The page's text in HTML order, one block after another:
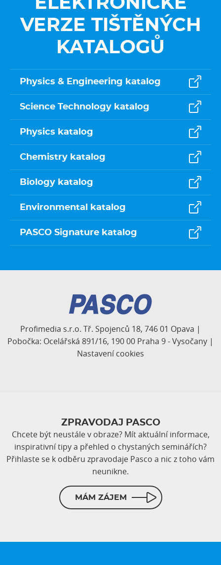
VERZE TIŠTĚNÝCH
KATALOGŮ
Physics & Engineering katalog
Science Technology katalog
Physics katalog
Chemistry katalog
Biology katalog
Environmental katalog
PASCO Signature katalog
Profimedia s.r.o. Tř. Spojenců 18, 746 01 Opava |
Pobočka: Ocelářská 891/16, 190 00 Praha 9 - Vysočany |
Nastavení cookies
ZPRAVODAJ PASCO
Chcete být neustále v obraze? Mít aktuální informace,
inspirativní tipy a přehled o chystaných seminářích?
Přihlaste se k odběru zpravodaje Pasco a nic z toho vám
neunikne.
MÁM ZÁJEM